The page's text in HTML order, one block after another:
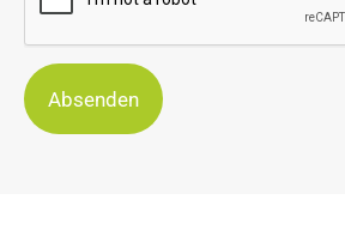
Absenden